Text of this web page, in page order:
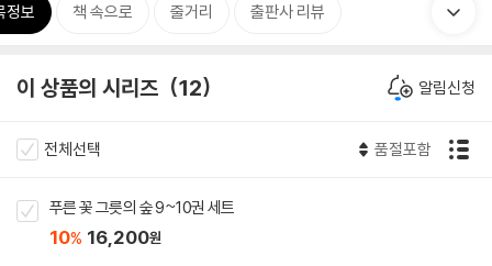
정보 책 속으로 줄거리 출판사 리뷰
이 상품의 시리즈 12 알림신청
전체선택 품절포함
푸른 꽃 그릇의 숲 9~10권 세트
10% 16,200원